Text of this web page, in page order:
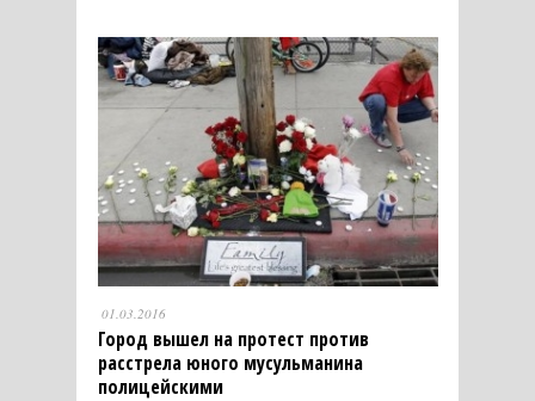
01.03.2016
Город вышел на протест против
расстрела юного мусульманина
полицейскими